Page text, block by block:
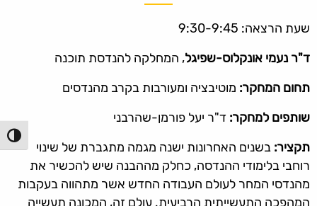
שעת הרצאה: 9:30-9:45
ד"ר נעמי אונקלוס-שפיגל, המחלקה להנדסת תוכנה
תחום המחקר: מוטיבציה ומעורבות בקרב מהנדסים
שותפים למחקר: ד"ר יעל פורמן-שהרבני
תקציר: בשנים האחרונות ישנה מגמה מתגברת של שינוי
רוחבי בלימודי ההנדסה, כחלק מההבנה שיש להכשיר את
מהנדסי המחר לעולם העבודה החדש אשר מתהווה בעקבות
המהפכה התעשייתית הרביעית. עולם זה, המכונה תעשייה